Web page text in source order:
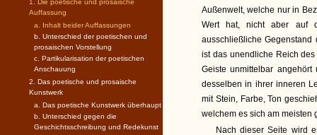
Außenwelt, welche nur in
Wert hat, nicht aber auf
ausschließliche
ist das unendliche Reich
Geiste unmittelbar
desselben in ihrer inneren
mit Stein, Farbe, Ton
welchem es sich am meisten
Nach dieser Seite wird
1. Die poetische und prosaische
Auffassung
a. Inhalt beider Auffassungen
b. Unterschied der poetischen und
prosaischen Vorstellung
c. Partikularisation der poetischen
Anschauung
2. Das poetische und prosaische
Kunstwerk
a. Das poetische Kunstwerk überhaupt
b. Unterschied gegen die
Geschichtsschreibung und Redekunst